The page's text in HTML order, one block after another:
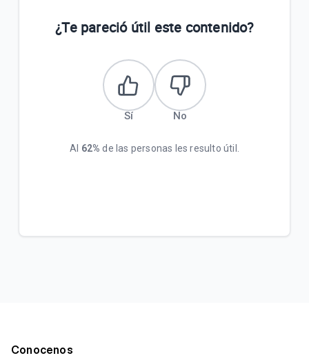
Flujo Recarga de saldo para Puntos de Ventas -
¿Te pareció útil este contenido?
Sí No
Al 62% de las personas les resulto útil.
Conocenos